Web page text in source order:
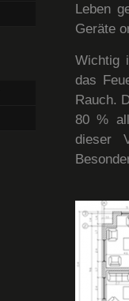
Leben
Geräte
Wichtig
das
Rauch.
80 %
dieser